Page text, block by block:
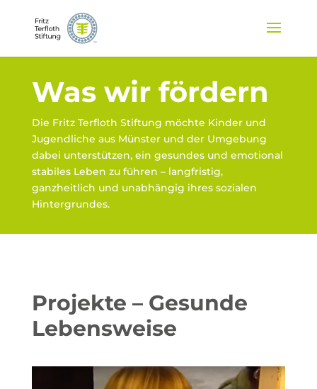
Was wir fördern
Die Fritz Terfloth Stiftung möchte Kinder und
Jugendliche aus Münster und der Umgebung
dabei unterstützen, ein gesundes und emotional
stabiles Leben zu führen – langfristig,
ganzheitlich und unabhängig ihres sozialen
Hintergrundes.
Projekte – Gesunde
Lebensweise